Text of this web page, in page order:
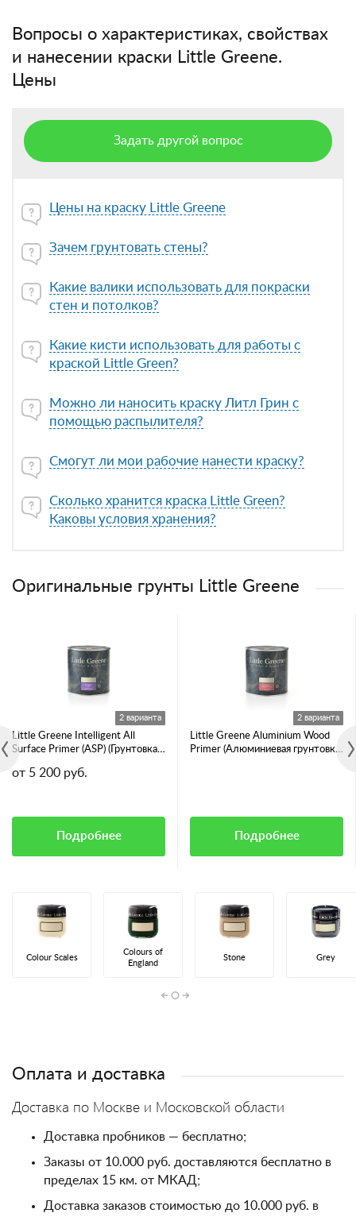
Вопросы о характеристиках, свойствах
и нанесении краски Little Greene.
Цены
Задать другой вопрос
Цены на краску Little Greene
Зачем грунтовать стены?
Какие валики использовать для покраски
стен и потолков?
Какие кисти использовать для работы с
краской Little Green?
Можно ли наносить краску Литл Грин с
помощью распылителя?
Смогут ли мои рабочие нанести краску?
Сколько хранится краска Little Green?
Каковы условия хранения?
Оригинальные грунты Little Greene
2 варианта
Little Greene Intelligent All
Surface Primer (ASP) (Грунтовка
от 5 200 руб.
Подробнее
2 варианта
Little Greene Aluminium Wood
Primer (Алюминиевая грунтовка
Подробнее
Colour Scales
Colours of
England
Stone Grey
Оплата и доставка
Доставка по Москве и Московской области
Доставка пробников — бесплатно;
Заказы от 10.000 руб. доставляются бесплатно в
пределах 15 км. от МКАД;
Доставка заказов стоимостью до 10.000 руб. в